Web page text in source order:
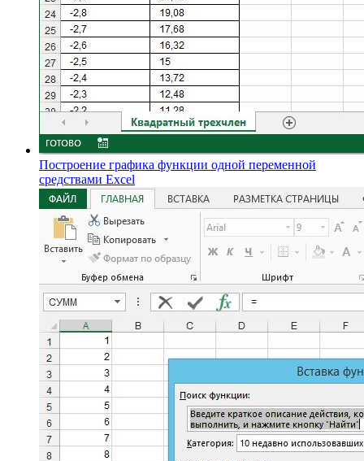
Построение графика функции одной переменной
средствами Excel